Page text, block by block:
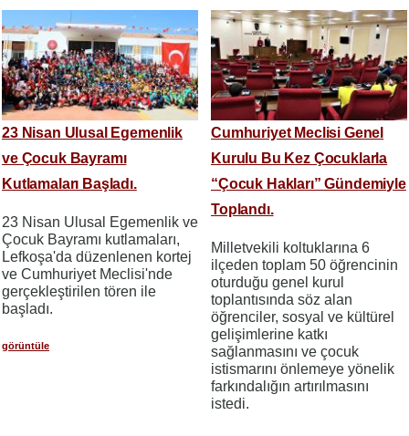
23 Nisan Ulusal Egemenlik
ve Çocuk Bayramı
Kutlamaları Başladı.
23 Nisan Ulusal Egemenlik ve
Çocuk Bayramı kutlamaları,
Lefkoşa'da düzenlenen kortej
ve Cumhuriyet Meclisi'nde
gerçekleştirilen tören ile
başladı.
görüntüle
Cumhuriyet Meclisi Genel
Kurulu Bu Kez Çocuklarla
“Çocuk Hakları” Gündemiyle
Toplandı.
Milletvekili koltuklarına 6
ilçeden toplam 50 öğrencinin
oturduğu genel kurul
toplantısında söz alan
öğrenciler, sosyal ve kültürel
gelişimlerine katkı
sağlanmasını ve çocuk
istismarını önlemeye yönelik
farkındalığın artırılmasını
istedi.